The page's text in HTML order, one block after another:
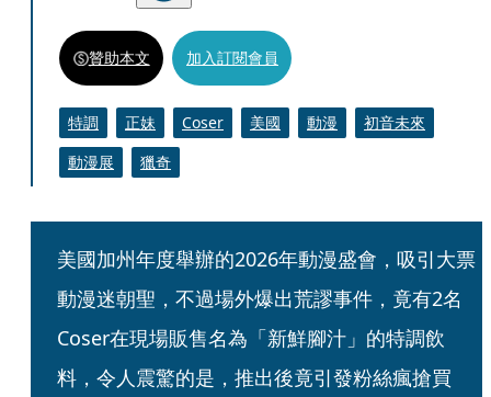
贊助本文 加入訂閱會員
特調 正妹 Coser 美國 動漫
初音未來
動漫展
獵奇
美國加州年度舉辦的2026年動漫盛會，吸引大票
動漫迷朝聖，不過場外爆出荒謬事件，竟有2名
Coser在現場販售名為「新鮮腳汁」的特調飲
料，令人震驚的是，推出後竟引發粉絲瘋搶買